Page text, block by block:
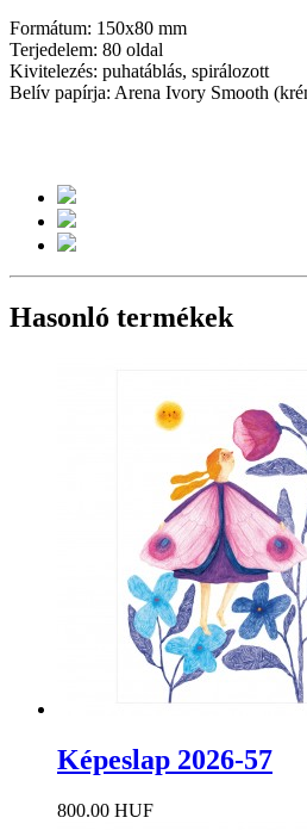
Formátum: 150x80 mm
Terjedelem: 80 oldal
Kivitelezés: puhatáblás, spirálozott
Belív papírja: Arena Ivory Smooth
Hasonló termékek
Képeslap 2026-57
800.00 HUF